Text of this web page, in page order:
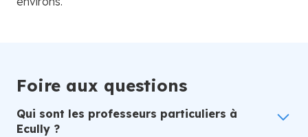
Foire aux questions
Qui sont les professeurs particuliers à
Ecully ?